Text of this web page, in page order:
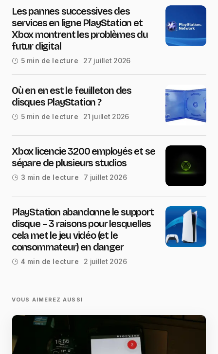
Les pannes successives des
services en ligne PlayStation et
Xbox montrent les problèmes du
futur digital
5 min de lecture 27 juillet 2026
Où en en est le feuilleton des
disques PlayStation ?
5 min de lecture 21 juillet 2026
Xbox licencie 3200 employés et se
sépare de plusieurs studios
3 min de lecture 7 juillet 2026
PlayStation abandonne le support
disque – 3 raisons pour lesquelles
cela met le jeu vidéo (et le
consommateur) en danger
4 min de lecture 2 juillet 2026
VOUS AIMEREZ AUSSI